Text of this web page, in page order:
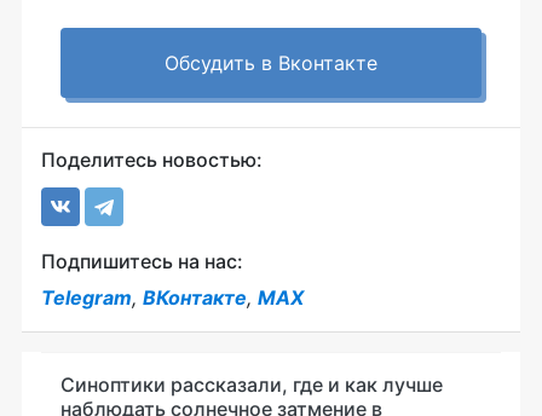
Обсудить в Вконтакте
Поделитесь новостью:
Подпишитесь на нас:
Telegram, ВКонтакте, MAX
Синоптики рассказали, где и как лучше
наблюдать солнечное затмение в